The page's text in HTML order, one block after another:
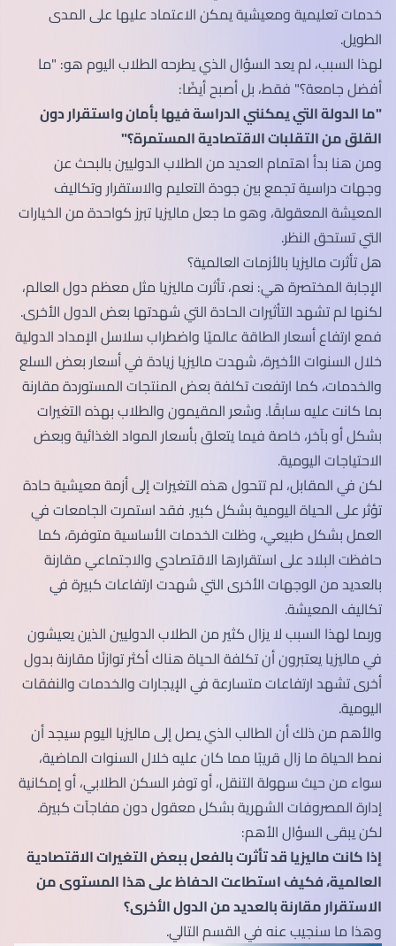
خدمات تعليمية ومعيشية يمكن الاعتماد عليها على المدى
الطويل.
لهذا السبب، لم يعد السؤال الذي يطرحه الطلاب اليوم هو: "ما
أفضل جامعة؟" فقط، بل أصبح أيضًا:
"ما الدولة التي يمكنني الدراسة فيها بأمان واستقرار دون
القلق من التقلبات الاقتصادية المستمرة؟"
ومن هنا بدأ اهتمام العديد من الطلاب الدوليين بالبحث عن
وجهات دراسية تجمع بين جودة التعليم والاستقرار وتكاليف
المعيشة المعقولة، وهو ما جعل ماليزيا تبرز كواحدة من الخيارات
التي تستحق النظر.
هل تأثرت ماليزيا بالأزمات العالمية؟
الإجابة المختصرة هي: نعم، تأثرت ماليزيا مثل معظم دول العالم،
لكنها لم تشهد التأثيرات الحادة التي شهدتها بعض الدول الأخرى.
فمع ارتفاع أسعار الطاقة عالميًا واضطراب سلاسل الإمداد الدولية
خلال السنوات الأخيرة، شهدت ماليزيا زيادة في أسعار بعض السلع
والخدمات، كما ارتفعت تكلفة بعض المنتجات المستوردة مقارنة
بما كانت عليه سابقًا. وشعر المقيمون والطلاب بهذه التغيرات
بشكل أو بآخر، خاصة فيما يتعلق بأسعار المواد الغذائية وبعض
الاحتياجات اليومية.
لكن في المقابل، لم تتحول هذه التغيرات إلى أزمة معيشية حادة
تؤثر على الحياة اليومية بشكل كبير. فقد استمرت الجامعات في
العمل بشكل طبيعي، وظلت الخدمات الأساسية متوفرة، كما
حافظت البلاد على استقرارها الاقتصادي والاجتماعي مقارنة
بالعديد من الوجهات الأخرى التي شهدت ارتفاعات كبيرة في
تكاليف المعيشة.
وربما لهذا السبب لا يزال كثير من الطلاب الدوليين الذين يعيشون
في ماليزيا يعتبرون أن تكلفة الحياة هناك أكثر توازنًا مقارنة بدول
أخرى تشهد ارتفاعات متسارعة في الإيجارات والخدمات والنفقات
اليومية.
والأهم من ذلك أن الطالب الذي يصل إلى ماليزيا اليوم سيجد أن
نمط الحياة ما زال قريبًا مما كان عليه خلال السنوات الماضية،
سواء من حيث سهولة التنقل، أو توفر السكن الطلابي، أو إمكانية
إدارة المصروفات الشهرية بشكل معقول دون مفاجآت كبيرة.
لكن يبقى السؤال الأهم:
إذا كانت ماليزيا قد تأثرت بالفعل ببعض التغيرات الاقتصادية
العالمية، فكيف استطاعت الحفاظ على هذا المستوى من
الاستقرار مقارنة بالعديد من الدول الأخرى؟
وهذا ما سنجيب عنه في القسم التالي.